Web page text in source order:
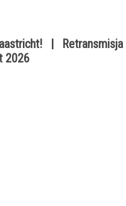
| Retransmisja
2026